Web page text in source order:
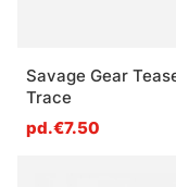
Savage Gear
Trace
pd.€7.50